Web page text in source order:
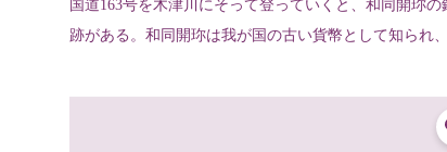
国道163号を木津川にそって登っていくと、和同開珎の
跡がある。和同開珎は我が国の古い貨幣として知られ